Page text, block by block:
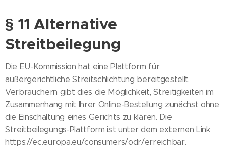
§ 11 Alternative
Streitbeilegung
Die EU-Kommission hat eine Plattform für
außergerichtliche Streitschlichtung bereitgestellt.
Verbrauchern gibt dies die Möglichkeit, Streitigkeiten im
Zusammenhang mit Ihrer Online-Bestellung zunächst ohne
die Einschaltung eines Gerichts zu klären. Die
Streitbeilegungs-Plattform ist unter dem externen Link
https://ec.europa.eu/consumers/odr/erreichbar.